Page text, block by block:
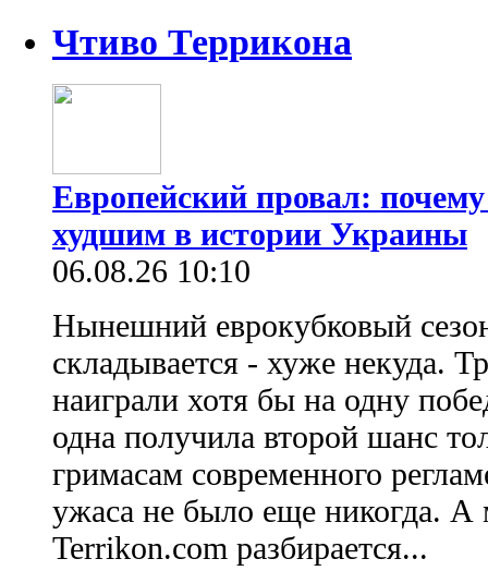
Чтиво Террикона
Европейский провал:
худшим в истории Украины
06.08.26 10:10
Нынешний еврокубковый
складывается - хуже некуда.
наиграли хотя бы на одну
одна получила второй шанс
гримасам современного
ужаса не было еще никогда. А
Terrikon.com разбирается...